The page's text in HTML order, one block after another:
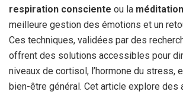
respiration consciente ou la méditation
meilleure gestion des émotions et un
Ces techniques, validées par des
offrent des solutions accessibles pour
niveaux de cortisol, l’hormone du stress,
bien-être général. Cet article explore des